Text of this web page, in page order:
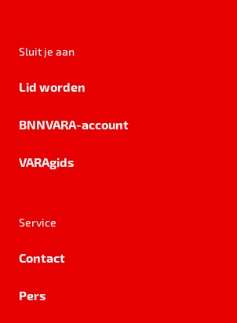
Sluit je aan
Lid worden
BNNVARA-account
VARAgids
Service
Contact
Pers